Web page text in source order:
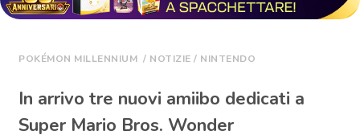
POKÉMON MILLENNIUM / NOTIZIE / NINTENDO
In arrivo tre nuovi amiibo dedicati a
Super Mario Bros. Wonder